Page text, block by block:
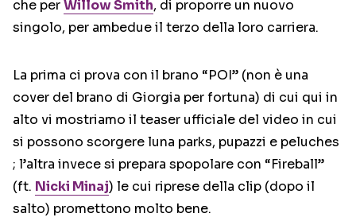
che perWillow Smith, di proporre un nuovo
singolo, per ambedue il terzo della loro carriera.
La prima ci prova con il brano “POI” (non è una
cover del brano di Giorgia per fortuna) di cui qui in
alto vi mostriamo il teaser ufficiale del video in cui
si possono scorgere luna parks, pupazzi e peluches
; l’altra invece si prepara spopolare con “Fireball”
(ft. Nicki Minaj) le cui riprese della clip (dopo il
salto) promettono molto bene.